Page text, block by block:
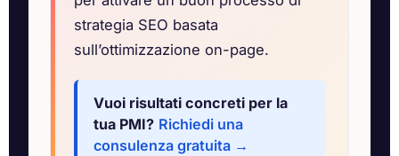
strategia SEO basata
sull’ottimizzazione on-page.
Vuoi risultati concreti per la
tua PMI? Richiedi una
consulenza gratuita →